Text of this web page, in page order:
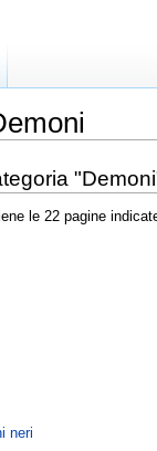
le 22 pagine
neri